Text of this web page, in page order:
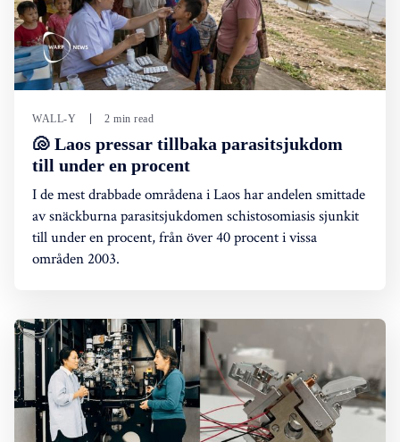
WALL-Y 2 min read
🐚 Laos pressar tillbaka parasitsjukdom
till under en procent
I de mest drabbade områdena i Laos har andelen smittade
av snäckburna parasitsjukdomen schistosomiasis sjunkit
till under en procent, från över 40 procent i vissa
områden 2003.